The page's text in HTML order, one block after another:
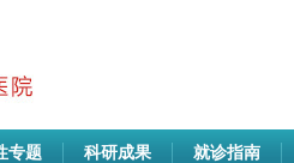
专题 科研成果 就诊指南